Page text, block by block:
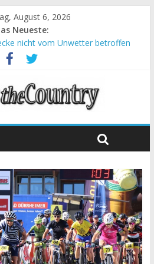
August 6, 2026
Neueste:
nicht vom Unwetter betroffen
Mountainbike-Bundesliga
für Carod und Richards
Race: Weltmeister Seewald führt
beim ersten XCO-Rennen der